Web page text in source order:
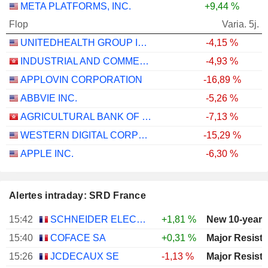
META PLATFORMS, INC.
+9,44 %
Flop
Varia. 5j.
UNITEDHEALTH GROUP INC.
-4,15 %
INDUSTRIAL AND COMMERCIAL BANK OF CHINA LIMITED
-4,93 %
APPLOVIN CORPORATION
-16,89 %
ABBVIE INC.
-5,26 %
AGRICULTURAL BANK OF CHINA LIMITED
-7,13 %
WESTERN DIGITAL CORPORATION
-15,29 %
APPLE INC.
-6,30 %
Alertes intraday: SRD France
15:42 SCHNEIDER ELECTRIC SE +1,81 %
New 10-year
15:40
COFACE SA
+0,31 %
15:26
JCDECAUX SE
-1,13 %